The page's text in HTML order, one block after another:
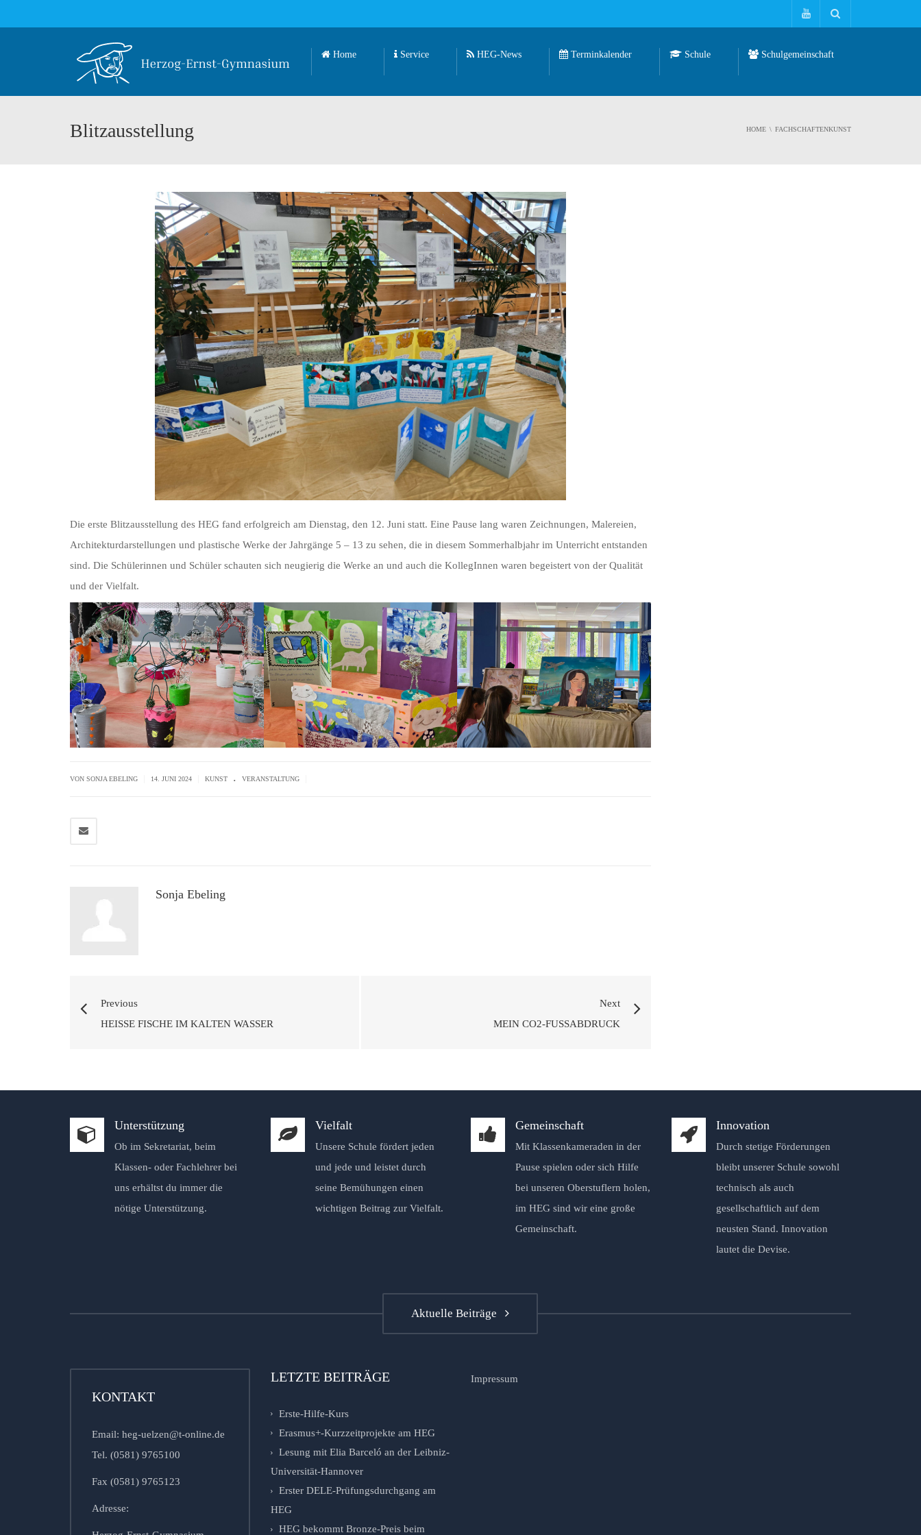
Home Service HEG-News Terminkalender Schule Schulgemeinschaft
Blitzausstellung HOME FACHSCHAFTENKUNST
Die erste Blitzausstellung des HEG fand erfolgreich am Dienstag, den 12. Juni statt. Eine Pause lang waren Zeichnungen, Malereien,
Architekturdarstellungen und plastische Werke der Jahrgänge 5 – 13 zu sehen, die in diesem Sommerhalbjahr im Unterricht entstanden
sind. Die Schülerinnen und Schüler schauten sich neugierig die Werke an und auch die KollegInnen waren begeistert von der Qualität
und der Vielfalt.
VON SONJA EBELING 14. JUNI 2024 KUNST . VERANSTALTUNG
Sonja Ebeling
Previous
HEISSE FISCHE IM KALTEN WASSER
Next
MEIN CO2-FUSSABDRUCK
Unterstützung
Ob im Sekretariat, beim
Klassen- oder Fachlehrer bei
uns erhältst du immer die
nötige Unterstützung.
Vielfalt
Unsere Schule fördert jeden
und jede und leistet durch
seine Bemühungen einen
wichtigen Beitrag zur Vielfalt.
Gemeinschaft
Mit Klassenkameraden in der
Pause spielen oder sich Hilfe
bei unseren Oberstuflern holen,
im HEG sind wir eine große
Gemeinschaft.
Innovation
Durch stetige Förderungen
bleibt unserer Schule sowohl
technisch als auch
gesellschaftlich auf dem
neusten Stand. Innovation
lautet die Devise.
Aktuelle Beiträge
KONTAKT
Email: heg-uelzen@t-online.de
Tel. (0581) 9765100
Fax (0581) 9765123
Adresse:
LETZTE BEITRÄGE
Erste-Hilfe-Kurs
Erasmus+-Kurzzeitprojekte am HEG
Lesung mit Elia Barceló an der Leibniz-
Universität-Hannover
Erster DELE-Prüfungsdurchgang am
HEG
HEG bekommt Bronze-Preis beim
Impressum